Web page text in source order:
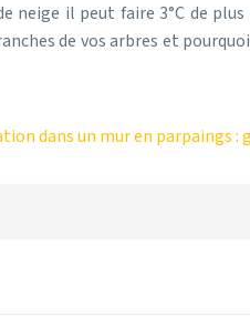
il peut faire 3°C de plus
de vos arbres et
dans un mur en parpaings :